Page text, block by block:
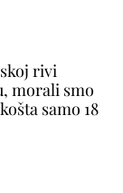
rivi
morali smo
samo 18